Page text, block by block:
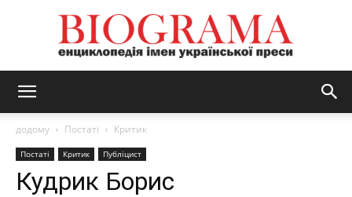
додому Постаті Критик
Постаті Критик Публіцист
Кудрик Борис